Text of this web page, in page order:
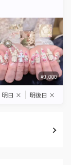
¥9,000
明日 × 明後日 ×